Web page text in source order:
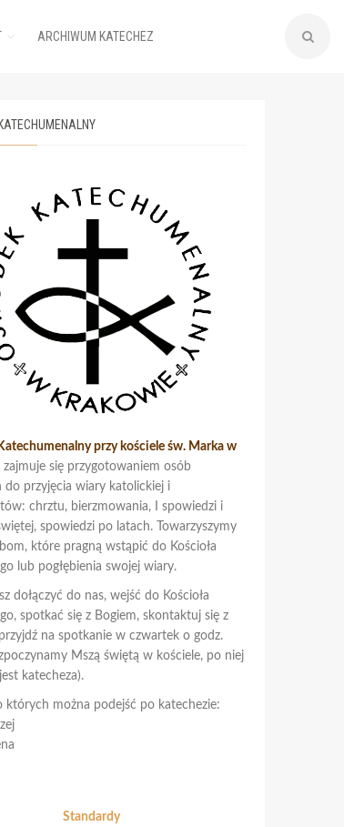
ARCHIWUM KATECHEZ
przy kościele św. Marka w
zajmuje się przygotowaniem osób
do przyjęcia wiary katolickiej i
chrztu, bierzmowania, I spowiedzi i
spowiedzi po latach. Towarzyszymy
które pragną wstąpić do Kościoła
lub pogłębienia swojej wiary.
dołączyć do nas, wejść do Kościoła
spotkać się z Bogiem, skontaktuj się z
na spotkanie w czwartek o godz.
Mszą świętą w kościele, po niej
katecheza).
których można podejść po katechezie:
Standardy